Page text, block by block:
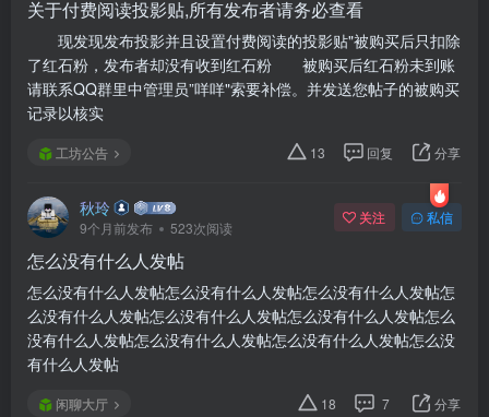
关于付费阅读投影贴,所有发布者请务必查看
现发现发布投影并且设置付费阅读的投影贴"被购买后只扣除
了红石粉，发布者却没有收到红石粉 被购买后红石粉未到账
请联系QQ群里中管理员”咩咩"索要补偿。并发送您帖子的被购买
记录以核实
工坊公告 13 回复 分享
秋玲
9个月前发布 523次阅读
关注 私信
怎么没有什么人发帖
怎么没有什么人发帖怎么没有什么人发帖怎么没有什么人发帖怎
么没有什么人发帖怎么没有什么人发帖怎么没有什么人发帖怎么
没有什么人发帖怎么没有什么人发帖怎么没有什么人发帖怎么没
有什么人发帖
闲聊大厅 18 7 分享